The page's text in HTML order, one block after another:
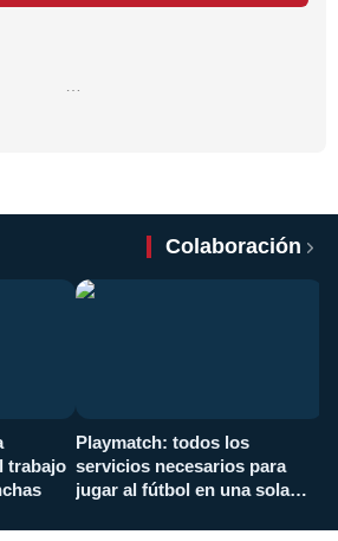
…
Colaboración
trabajo
Playmatch: todos los
servicios necesarios para
jugar al fútbol en una sola